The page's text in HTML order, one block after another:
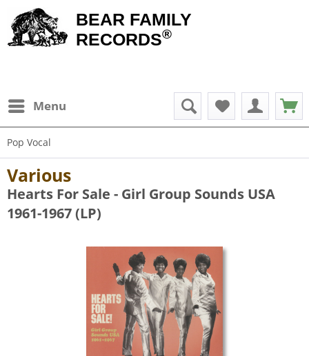
BEAR FAMILY
RECORDS®
Menu
Pop Vocal
Various
Hearts For Sale - Girl Group Sounds USA
1961-1967 (LP)